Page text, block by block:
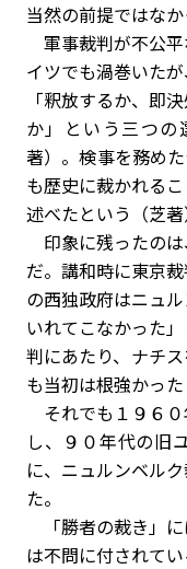
当然の前提ではな
軍事裁判が不公
イツでも渦巻いた
「釈放するか、即
か」という三つの
著）。検事を務め
も歴史に裁かれる
述べたという（芝著
印象に残ったの
だ。講和時に東京
の西独政府はニュ
いれてこなかった
判にあたり、ナチ
も当初は根強かった
それでも１９６
し、９０年代の旧
に、ニュルンベル
た。
「勝者の裁き」
は不問に付されて